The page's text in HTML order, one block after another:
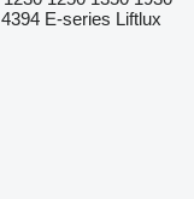
4394 E-series Liftlux